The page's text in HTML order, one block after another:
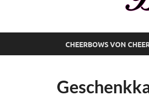
CHEERBOWS VON